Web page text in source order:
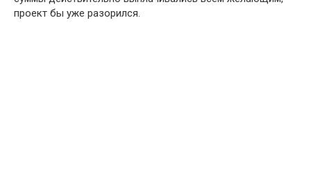
проект бы уже разорился.